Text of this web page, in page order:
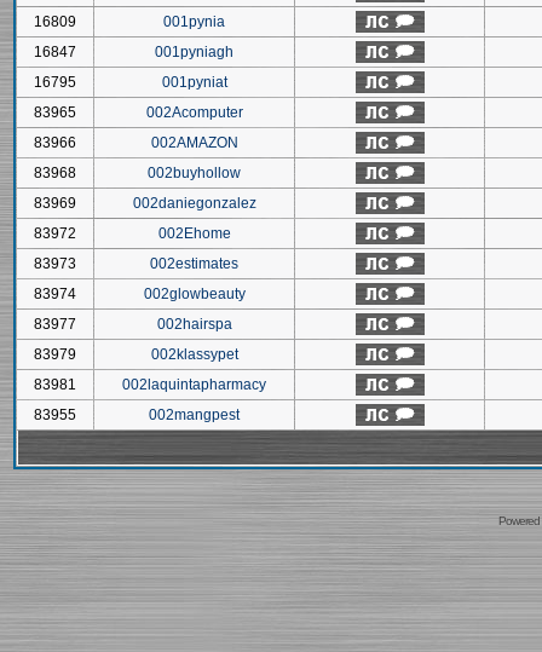
16809
001pynia
16847
001pyniagh
16795
001pyniat
83965
002Acomputer
83966
002AMAZON
83968
002buyhollow
83969
002daniegonzalez
83972
002Ehome
83973
002estimates
83974
002glowbeauty
83977
002hairspa
83979
002klassypet
83981
002laquintapharmacy
83955
002mangpest